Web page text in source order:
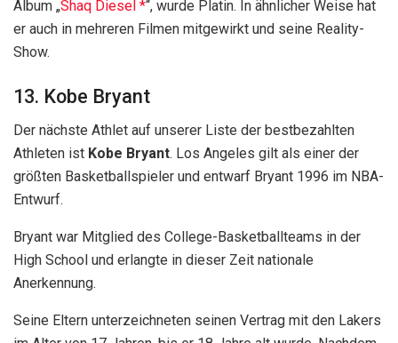
Album „Shaq Diesel “, wurde Platin. In ähnlicher Weise hat
er auch in mehreren Filmen mitgewirkt und seine Reality-
Show.
13. Kobe Bryant
Der nächste Athlet auf unserer Liste der bestbezahlten
Athleten ist Kobe Bryant. Los Angeles gilt als einer der
größten Basketballspieler und entwarf Bryant 1996 im NBA-
Entwurf.
Bryant war Mitglied des College-Basketballteams in der
High School und erlangte in dieser Zeit nationale
Anerkennung.
Seine Eltern unterzeichneten seinen Vertrag mit den Lakers